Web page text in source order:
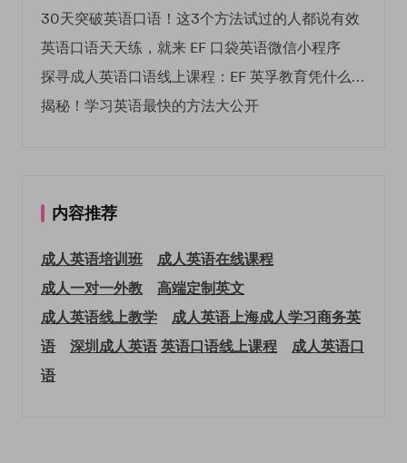
30天突破英语口语！这3个方法试过的人都说有效
英语口语天天练，就来 EF 口袋英语微信小程序
探寻成人英语口语线上课程：EF 英孚教育凭什么领航
揭秘！学习英语最快的方法大公开
内容推荐
成人英语培训班
成人英语在线课程
成人一对一外教
高端定制英文
成人英语线上教学
成人英语上海成人学习商务英
语
深圳成人英语英语口语线上课程
成人英语口
语